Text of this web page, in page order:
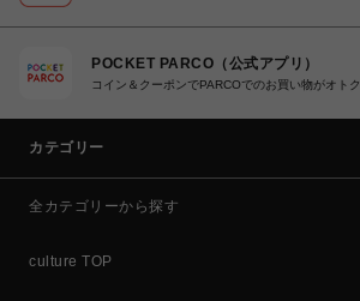
POCKET PARCO（公式アプリ）
コイン＆クーポンでPARCOでのお買い物がオト
カテゴリー
全カテゴリーから探す
culture TOP